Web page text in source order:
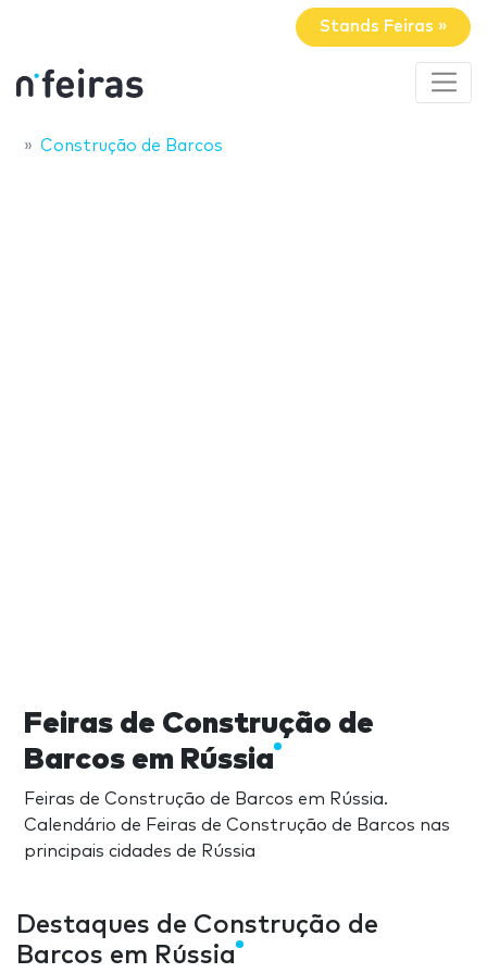
Stands Feiras »
Construção de Barcos
Feiras de Construção de
Barcos em Rússia
Feiras de Construção de Barcos em Rússia.
Calendário de Feiras de Construção de Barcos nas
principais cidades de Rússia
Destaques de Construção de
Barcos em Rússia